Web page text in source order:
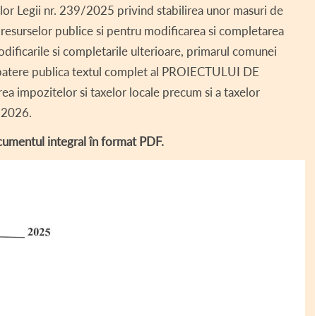
DE AVERE ► DECLARAȚII DE AVERE
DECLARAȚII DE AVERE
DECLARAȚII DE AVERE –
DECLARAȚII DE AVERE
DECLARAȚII DE AVERE
DE INTERESE ► DECLARAȚII DE
DECLARAȚII DE
DECLARAȚII DE
DECLARAȚII DE
LOCAL ► H.C.L. 2019
H.C.L. 2018
CONSILIU LOCAL
SALARIALĂ
PROIECTE DERULATE – COMUNA HOGHIZ
FAUNA ÎN HOGHIZ
TRADIȚII LA HOGHIZ
TURISM
Legii nr. 239/2025 privind stabilirea unor masuri de
publice si pentru modificarea si completarea
si completarile ulterioare, primarul comunei
publica textul complet al PROIECTULUI DE
impozitelor si taxelor locale precum si a taxelor
integral în format PDF.